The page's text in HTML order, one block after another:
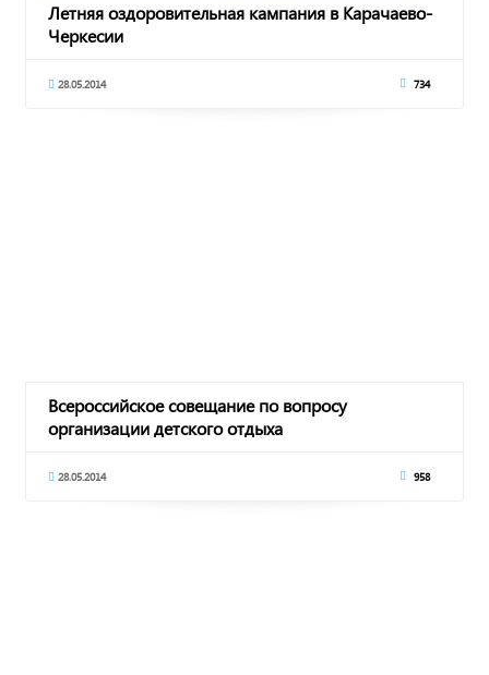
Летняя оздоровительная кампания в Карачаево-
Черкесии
28.05.2014 734
Всероссийское совещание по вопросу
организации детского отдыха
28.05.2014 958